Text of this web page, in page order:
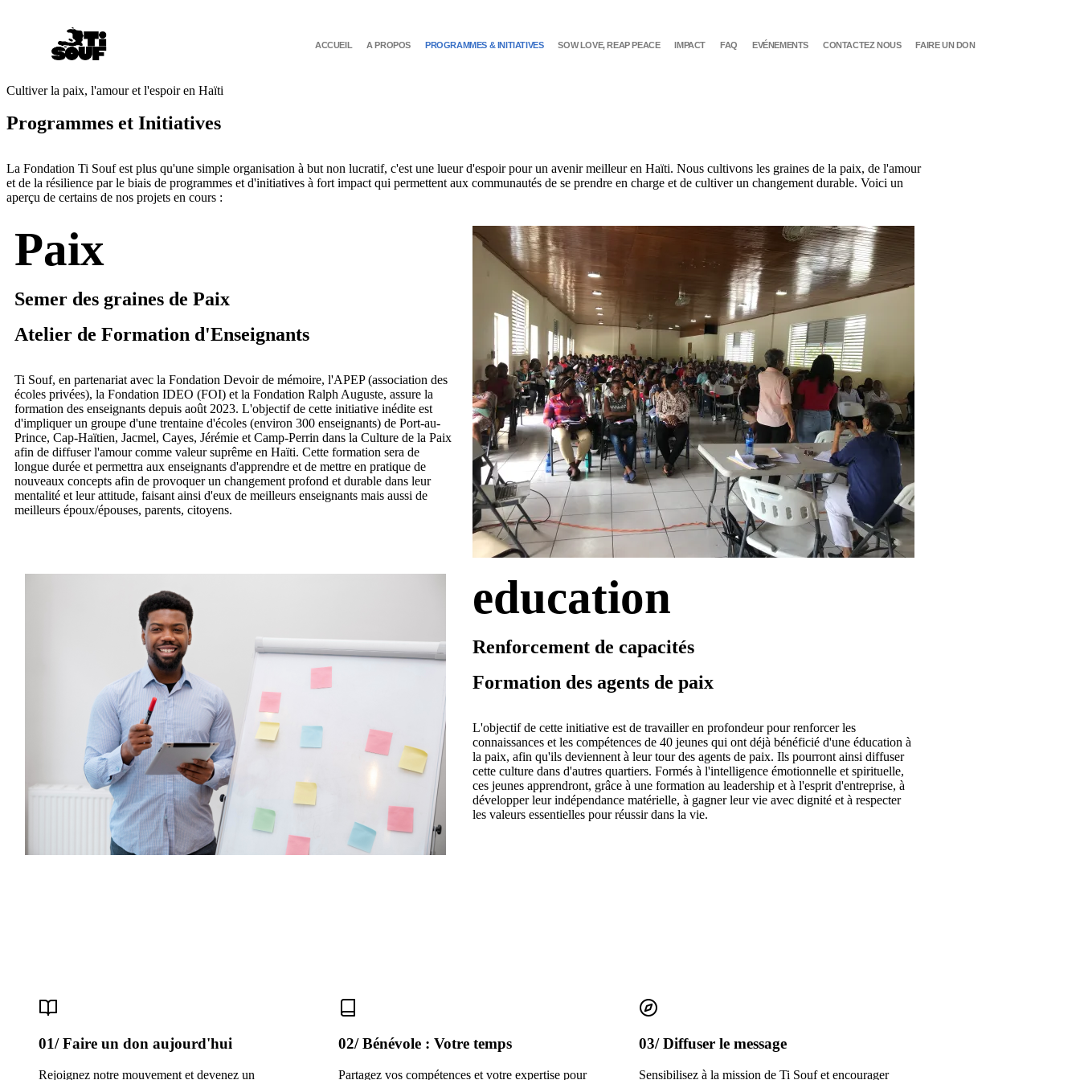
ACCUEIL A PROPOS PROGRAMMES & INITIATIVES SOW LOVE, REAP PEACE IMPACT FAQ EVÉNEMENTS CONTACTEZ NOUS FAIRE UN DON
Cultiver la paix, l'amour et l'espoir en Haïti
Programmes et Initiatives
La Fondation Ti Souf est plus qu'une simple organisation à but non lucratif, c'est une lueur d'espoir pour un avenir meilleur en Haïti. Nous cultivons les graines de la paix, de l'amour
et de la résilience par le biais de programmes et d'initiatives à fort impact qui permettent aux communautés de se prendre en charge et de cultiver un changement durable. Voici un
aperçu de certains de nos projets en cours :
Paix
Semer des graines de Paix
Atelier de Formation d'Enseignants
Ti Souf, en partenariat avec la Fondation Devoir de mémoire, l'APEP (association des
écoles privées), la Fondation IDEO (FOI) et la Fondation Ralph Auguste, assure la
formation des enseignants depuis août 2023. L'objectif de cette initiative inédite est
d'impliquer un groupe d'une trentaine d'écoles (environ 300 enseignants) de Port-au-
Prince, Cap-Haïtien, Jacmel, Cayes, Jérémie et Camp-Perrin dans la Culture de la Paix
afin de diffuser l'amour comme valeur suprême en Haïti. Cette formation sera de
longue durée et permettra aux enseignants d'apprendre et de mettre en pratique de
nouveaux concepts afin de provoquer un changement profond et durable dans leur
mentalité et leur attitude, faisant ainsi d'eux de meilleurs enseignants mais aussi de
meilleurs époux/épouses, parents, citoyens.
education
Renforcement de capacités
Formation des agents de paix
L'objectif de cette initiative est de travailler en profondeur pour renforcer les
connaissances et les compétences de 40 jeunes qui ont déjà bénéficié d'une éducation à
la paix, afin qu'ils deviennent à leur tour des agents de paix. Ils pourront ainsi diffuser
cette culture dans d'autres quartiers. Formés à l'intelligence émotionnelle et spirituelle,
ces jeunes apprendront, grâce à une formation au leadership et à l'esprit d'entreprise, à
développer leur indépendance matérielle, à gagner leur vie avec dignité et à respecter
les valeurs essentielles pour réussir dans la vie.
01/ Faire un don aujourd'hui
Rejoignez notre mouvement et devenez un
02/ Bénévole : Votre temps
Partagez vos compétences et votre expertise pour
03/ Diffuser le message
Sensibilisez à la mission de Ti Souf et encourager